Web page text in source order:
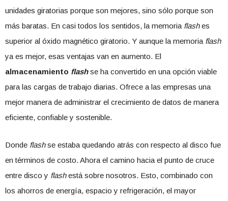
unidades giratorias porque son mejores, sino sólo porque son
más baratas. En casi todos los sentidos, la memoria flashes
superior al óxido magnético giratorio. Y aunque la memoria flash
ya es mejor, esas ventajas van en aumento. El
almacenamiento flashse ha convertido en una opción viable
para las cargas de trabajo diarias. Ofrece a las empresas una
mejor manera de administrar el crecimiento de datos de manera
eficiente, confiable y sostenible.
Donde flashse estaba quedando atrás con respecto al disco fue
en términos de costo. Ahora el camino hacia el punto de cruce
entre disco y flashestá sobre nosotros. Esto, combinado con
los ahorros de energía, espacio y refrigeración, el mayor